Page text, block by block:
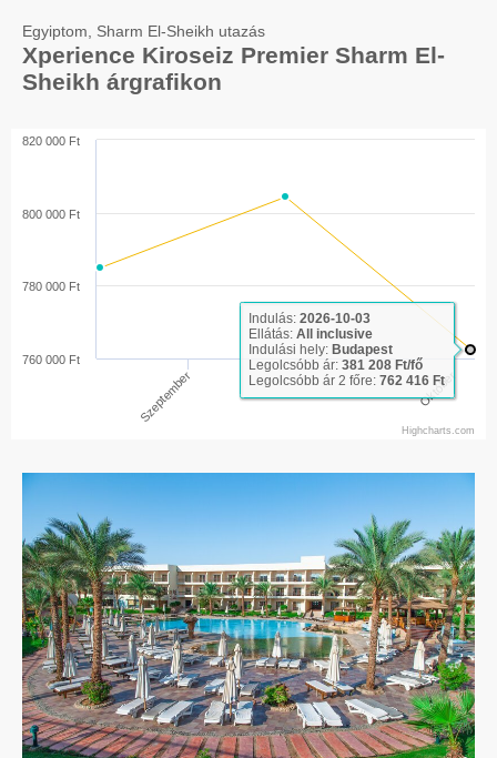
Egyiptom, Sharm El-Sheikh utazás
Xperience Kiroseiz Premier Sharm El-
Sheikh árgrafikon
Szeptember Október
760 000 Ft
780 000 Ft
800 000 Ft
820 000 Ft
Highcharts.com
Indulás: 2026-10-03
Ellátás: All inclusive
Indulási hely: Budapest
Legolcsóbb ár: 381 208 Ft/fő
Legolcsóbb ár 2 főre: 762 416 Ft